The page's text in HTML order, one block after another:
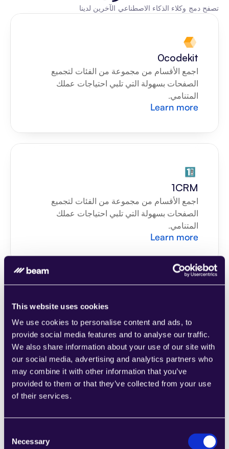
This website uses cookies
We use cookies to personalise content and ads, to
provide social media features and to analyse our traffic.
We also share information about your use of our site with
our social media, advertising and analytics partners who
may combine it with other information that you’ve
provided to them or that they’ve collected from your use
of their services.
Selection
Necessary
تصفح دمج وكلاء الذكاء الاصطناعي الآخرين لدينا
0codekit
المتنامي.
Learn more
1CRM
المتنامي.
Learn more
2Chat
اجمع الأقسام من مجموعة من الفئات لتجميع
الصفحات بسهولة التي تلبي احتياجات عملك
المتنامي.
Learn more